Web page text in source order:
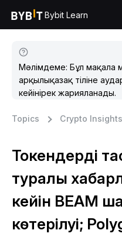
Bybit Learn
Мәлімдеме: Бұл мақала
арқылықазақ тіліне
кейінірек жарияланады.
Topics Crypto Insights
Токендерді
туралы
кейін BEAM
көтерілуі;